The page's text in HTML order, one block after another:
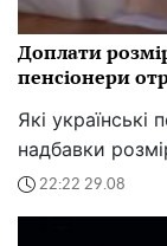
Доплати
пенсіонери
Які
надбавки
22:22 29.08